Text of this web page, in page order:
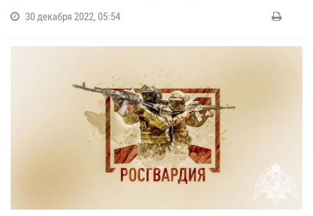
30 декабря 2022, 05:54